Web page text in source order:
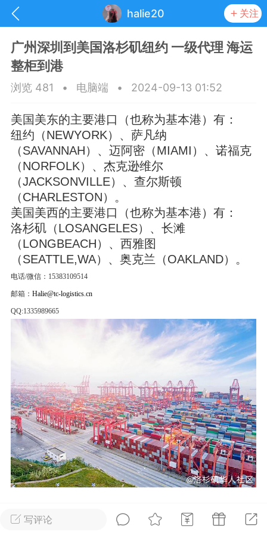
halie20 关注
每日任务 签到有奖
华人资讯
阅读洛杉矶新闻
华人论坛
华人社区信息发布规范》
洛杉矶热点 娱乐八卦 同乡联谊
民宿短租 房屋买卖 商铺转让
写评论
广州深圳到美国洛杉矶纽约 一级代理 海运
整柜到港
浏览 481 • 电脑端 • 2024-09-13 01:52
美国美东的主要港口（也称为基本港）有：
纽约（NEWYORK）、萨凡纳
（SAVANNAH）、迈阿密（MIAMI）、诺福克
（NORFOLK）、杰克逊维尔
（JACKSONVILLE）、查尔斯顿
（CHARLESTON）。
美国美西的主要港口（也称为基本港）有：
洛杉矶（LOSANGELES）、长滩
（LONGBEACH）、西雅图
（SEATTLE,WA）、奥克兰（OAKLAND）。
电话/微信：15383109514
邮箱： Halie@tc-logistics.cn
QQ:1335989665
国际货运代理 海运